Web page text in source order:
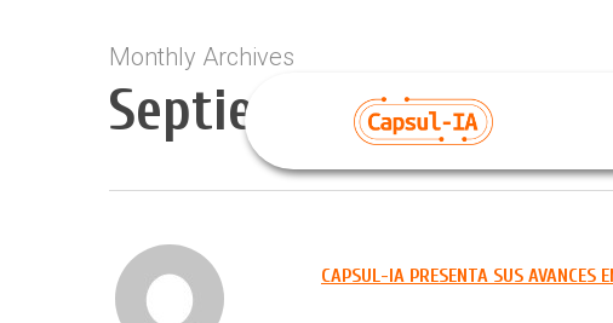
Monthly Archives
Septiembre 2025
CAPSUL-IA PRESENTA SUS AVANCES